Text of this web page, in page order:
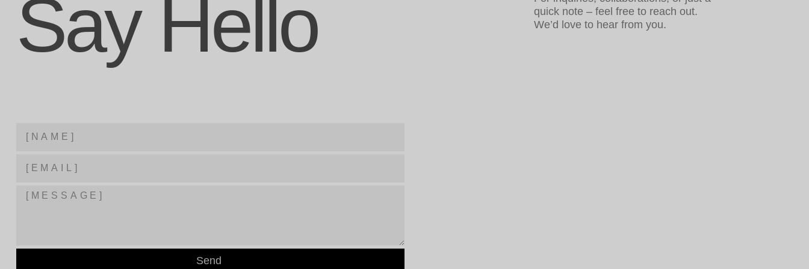
Say Hello
quick note – feel free to reach out.
We’d love to hear from you.
Send